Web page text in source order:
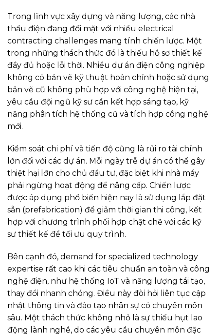
Trong lĩnh vực xây dựng và năng lượng, các nhà
thầu điện đang đối mặt với nhiều electrical
contracting challenges mang tính chiến lược. Một
trong những thách thức đó là thiếu hồ sơ thiết kế
đầy đủ hoặc lỗi thời. Nhiều dự án điện công nghiệp
không có bản vẽ kỹ thuật hoàn chỉnh hoặc sử dụng
bản vẽ cũ không phù hợp với công nghệ hiện tại,
yêu cầu đội ngũ kỹ sư cần kết hợp sáng tạo, kỹ
năng phân tích hệ thống cũ và tích hợp công nghệ
mới.
Kiểm soát chi phí và tiến độ cũng là rủi ro tài chính
lớn đối với các dự án. Mỗi ngày trễ dự án có thể gây
thiệt hại lớn cho chủ đầu tư, đặc biệt khi nhà máy
phải ngừng hoạt động để nâng cấp. Chiến lược
được áp dụng phổ biến hiện nay là sử dụng lắp đặt
sẵn (prefabrication) để giảm thời gian thi công, kết
hợp với chương trình phối hợp chặt chẽ với các kỹ
sư thiết kế để tối ưu quy trình.
Bên cạnh đó, demand for specialized technology
expertise rất cao khi các tiêu chuẩn an toàn và công
nghệ điện, như hệ thống IoT và năng lượng tái tạo,
thay đổi nhanh chóng. Điều này đòi hỏi liên tục cập
nhật thông tin và đào tạo nhân sự có chuyên môn
sâu. Một thách thức không nhỏ là sự thiếu hụt lao
động lành nghề, do các yêu cầu chuyên môn đặc